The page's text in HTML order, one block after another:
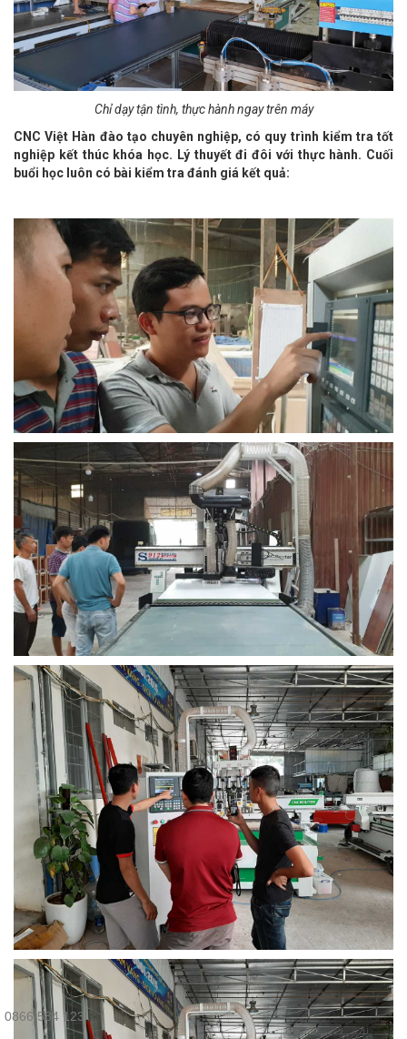
Chỉ dạy tận tình, thực hành ngay trên máy
CNC Việt Hàn đào tạo chuyên nghiệp, có quy trình kiểm tra tốt
nghiệp kết thúc khóa học. Lý thuyết đi đôi với thực hành. Cuối
buổi học luôn có bài kiểm tra đánh giá kết quả:
0866 584 123